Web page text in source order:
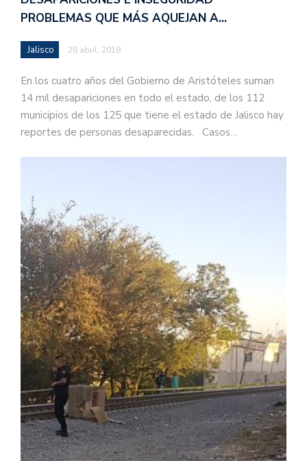
PROBLEMAS QUE MÁS AQUEJAN A…
Jalisco 28 abril, 2018
En los cuatro años del Gobierno de Aristóteles suman
14 mil desapariciones en todo el estado, de los 112
municipios de los 125 que tiene el estado de Jalisco hay
reportes de personas desaparecidas. Casos…